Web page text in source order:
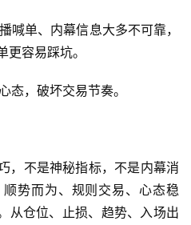
喊单、内幕信息大多不可靠，
容易踩坑。
态，破坏交易节奏。
，不是神秘指标，不是内幕消
势而为、规则交易、心态稳
从仓位、止损、趋势、入场出